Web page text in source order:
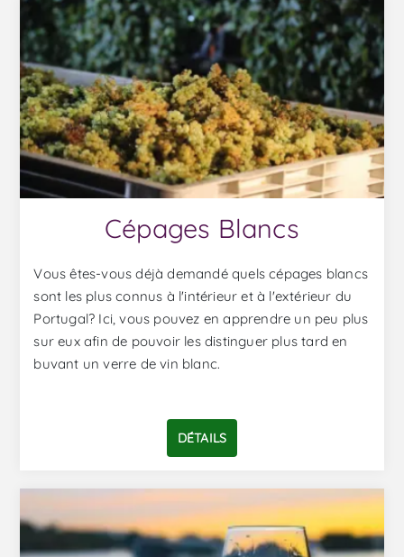
Cépages Blancs
Vous êtes-vous déjà demandé quels cépages blancs
sont les plus connus à l'intérieur et à l'extérieur du
Portugal? Ici, vous pouvez en apprendre un peu plus
sur eux afin de pouvoir les distinguer plus tard en
buvant un verre de vin blanc.
DÉTAILS